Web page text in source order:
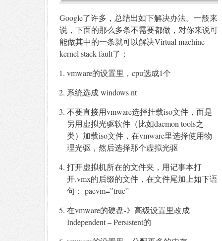
Google了许多，总结出如下解决办法。一般来
说，下面的那么多条不需要都做，对你来说可
能做其中的一条就可以解决Virtual machine
kernel stack fault了：
vmware的设置里，cpu选成1个
系统选成 windows nt
不要直接用vmware选择挂载iso文件，而是
另用虚拟光驱软件（比如daemon tools之
类）加载iso文件，在vmware里选择使用物
理光驱，然后选择那个虚拟光驱
打开虚拟机所在的文件夹，用记事本打
开.vmx的后缀的文件，在文件尾加上如下语
句： paevm=”true”
在vmware的硬盘-》高级设置里改成
Independent – Persistent的